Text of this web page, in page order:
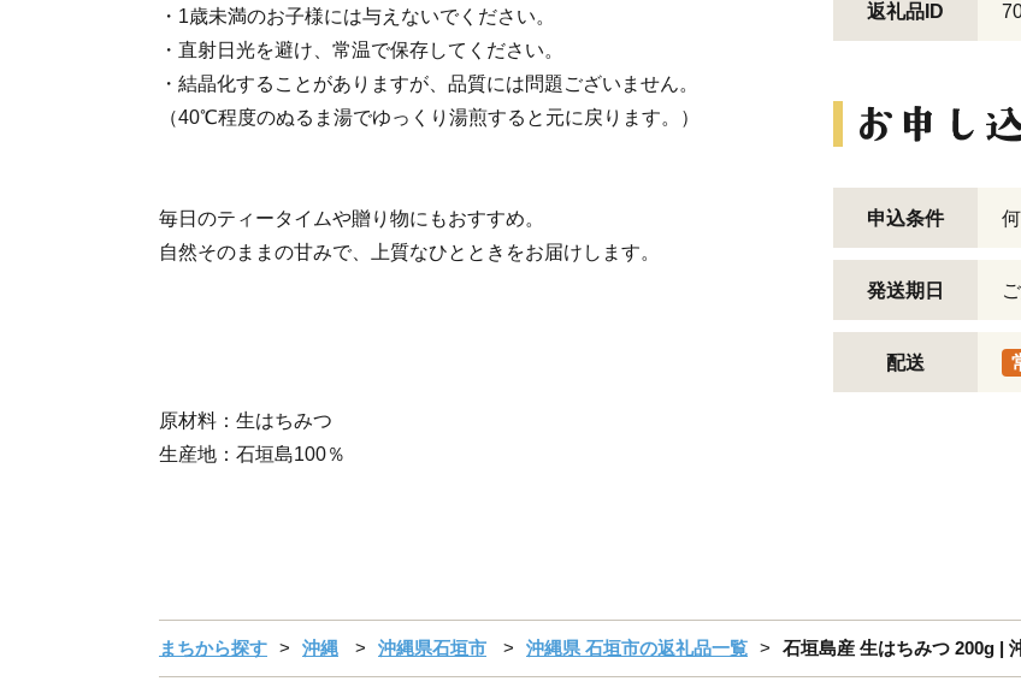
・1歳未満のお子様には与えないでください。
・直射日光を避け、常温で保存してください。
・結晶化することがありますが、品質には問題ございません。
（40℃程度のぬるま湯でゆっくり湯煎すると元に戻ります。）
毎日のティータイムや贈り物にもおすすめ。
自然そのままの甘みで、上質なひとときをお届けします。
原材料：生はちみつ
生産地：石垣島100％
返礼品ID
申込条件
発送期日
配送
まちから探す 沖縄 沖縄県石垣市 沖縄県 石垣市の返礼品一覧 石垣島産 生はちみつ 200g |